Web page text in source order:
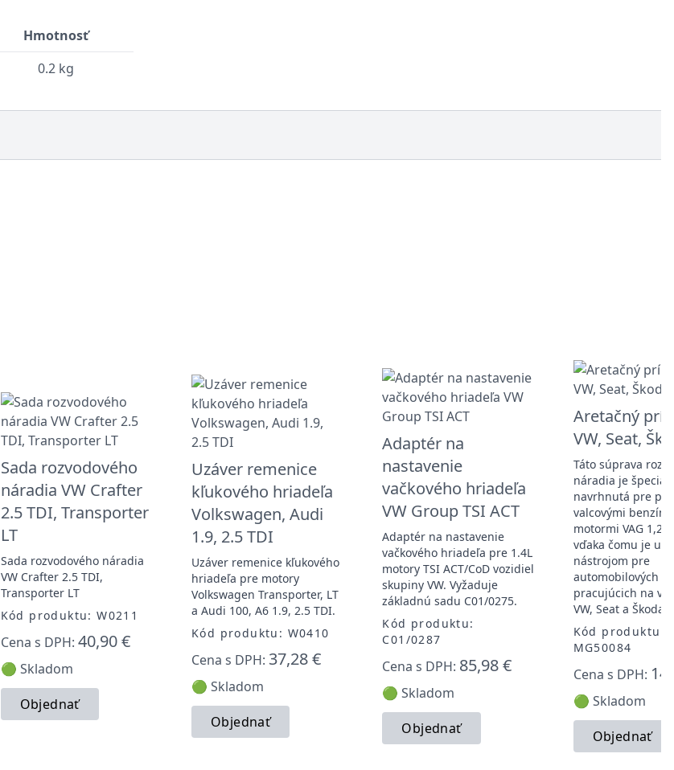
Hmotnosť
0.2 kg
Sada rozvodového
náradia VW Crafter
2.5 TDI, Transporter
LT
Sada rozvodového náradia
VW Crafter 2.5 TDI,
Transporter LT
Kód produktu: W0211
Cena s DPH: 40,90 €
🟢 Skladom
Objednať
Uzáver remenice
kľukového hriadeľa
Volkswagen, Audi
1.9, 2.5 TDI
Uzáver remenice kľukového
hriadeľa pre motory
Volkswagen Transporter, LT
a Audi 100, A6 1.9, 2.5 TDI.
Kód produktu: W0410
Cena s DPH: 37,28 €
🟢 Skladom
Objednať
Adaptér na
nastavenie
vačkového hriadeľa
VW Group TSI ACT
Adaptér na nastavenie
vačkového hriadeľa pre 1.4L
motory TSI ACT/CoD vozidiel
skupiny VW. Vyžaduje
základnú sadu C01/0275.
Kód produktu:
C01/0287
Cena s DPH: 85,98 €
🟢 Skladom
Objednať
Aretačný
VW, Seat,
Táto súprava
náradia je
navrhnutá pre
valcovými
motormi VAG 1,2
vďaka čomu je
nástrojom pre
automobilových
pracujúcich na
VW, Seat a Škoda.
Kód produktu:
MG50084
Cena s DPH:
🟢 Skladom
Objednať